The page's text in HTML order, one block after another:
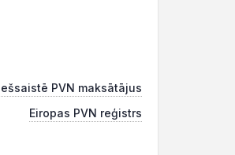
PVN maksātājus
Eiropas PVN reģistrs